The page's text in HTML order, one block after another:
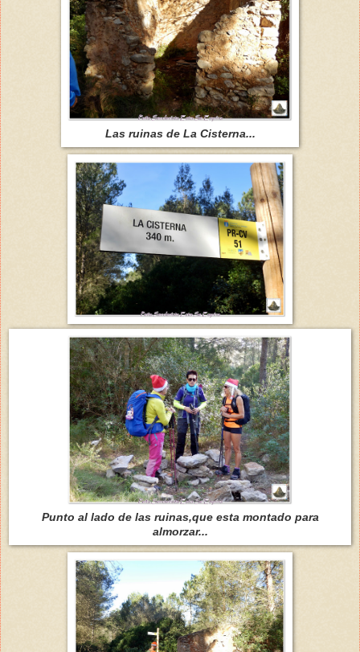
Las ruinas de La Cisterna...
Punto al lado de las ruinas,que esta montado para
almorzar...